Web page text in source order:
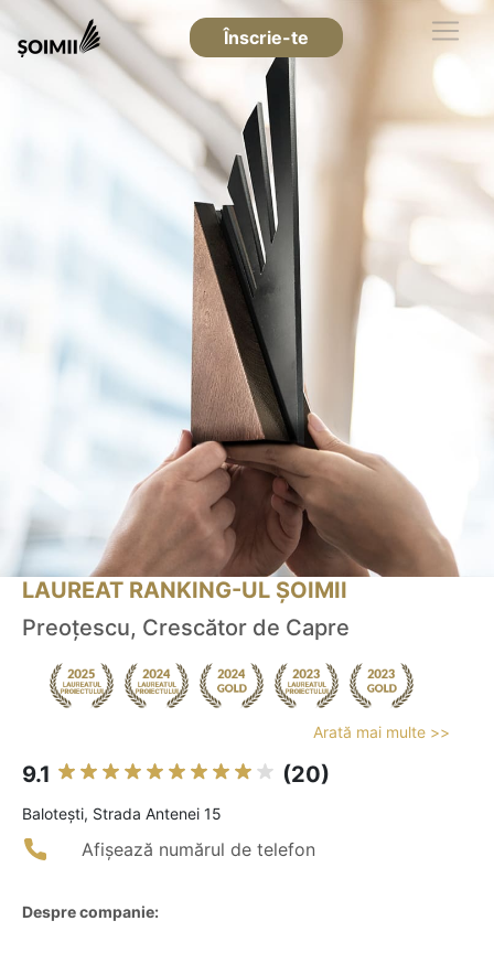
Înscrie-te
LAUREAT RANKING-UL ȘOIMII
Preoțescu, Crescător de Capre
Arată mai multe >>
9.1 (20)
Baloteşti, Strada Antenei 15
Afișează numărul de telefon
Despre companie: